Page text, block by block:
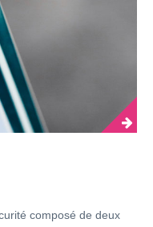
composé de deux